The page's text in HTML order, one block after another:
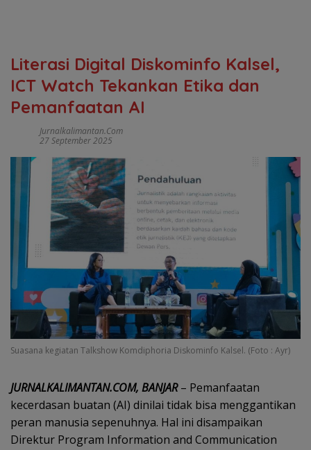
Literasi Digital Diskominfo Kalsel,
ICT Watch Tekankan Etika dan
Pemanfaatan AI
Jurnalkalimantan.com
27 September 2025
Suasana kegiatan Talkshow Komdiphoria Diskominfo Kalsel. (Foto : Ayr)
JURNALKALIMANTAN.COM, BANJAR– Pemanfaatan
kecerdasan buatan (AI) dinilai tidak bisa menggantikan
peran manusia sepenuhnya. Hal ini disampaikan
Direktur Program Information and Communication